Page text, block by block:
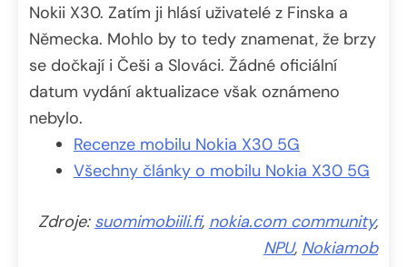
Nokii X30. Zatím ji hlásí uživatelé z Finska a
Německa. Mohlo by to tedy znamenat, že brzy
se dočkají i Češi a Slováci. Žádné oficiální
datum vydání aktualizace však oznámeno
nebylo.
Recenze mobilu Nokia X30 5G
Všechny články o mobilu Nokia X30 5G
Zdroje: suomimobiili.fi, nokia.com community,
NPU, Nokiamob